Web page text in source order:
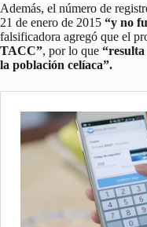
Además, el número de
21 de enero de 2015 “y no
falsificadora agregó que el
TACC”, por lo que
la población celíaca”.